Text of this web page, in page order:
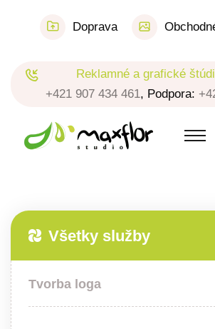
Doprava
Reklamné a grafické
+421 907 434 461, Podpora:
Všetky služby
Tvorba loga